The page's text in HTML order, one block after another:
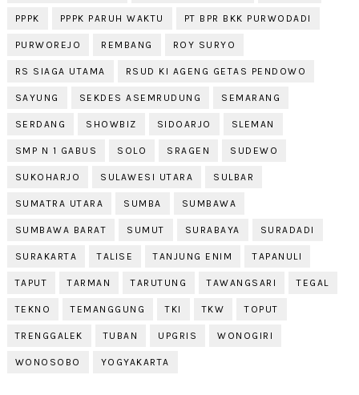
PPPK PPPK PARUH WAKTU PT BPR BKK PURWODADI
PURWOREJO REMBANG ROY SURYO
RS SIAGA UTAMA RSUD KI AGENG GETAS PENDOWO
SAYUNG SEKDES ASEMRUDUNG SEMARANG
SERDANG SHOWBIZ SIDOARJO SLEMAN
SMP N 1 GABUS SOLO SRAGEN SUDEWO
SUKOHARJO SULAWESI UTARA SULBAR
SUMATRA UTARA SUMBA SUMBAWA
SUMBAWA BARAT SUMUT SURABAYA SURADADI
SURAKARTA TALISE TANJUNG ENIM TAPANULI
TAPUT TARMAN TARUTUNG TAWANGSARI TEGAL
TEKNO TEMANGGUNG TKI TKW TOPUT
TRENGGALEK TUBAN UPGRIS WONOGIRI
WONOSOBO YOGYAKARTA